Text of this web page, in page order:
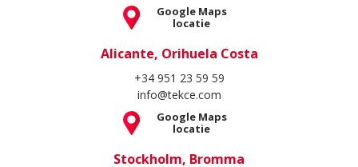
Google Maps
locatie
Alicante, Orihuela Costa
+34 951 23 59 59
info@tekce.com
Google Maps
locatie
Stockholm, Bromma